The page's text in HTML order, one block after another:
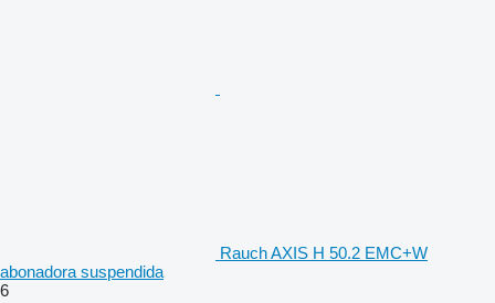
Rauch AXIS H 50.2 EMC+W
abonadora suspendida
6